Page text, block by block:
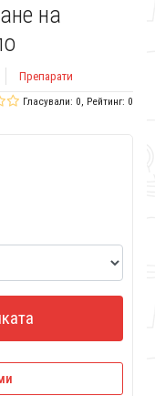
на
Препарати
Гласували: 0, Рейтинг: 0